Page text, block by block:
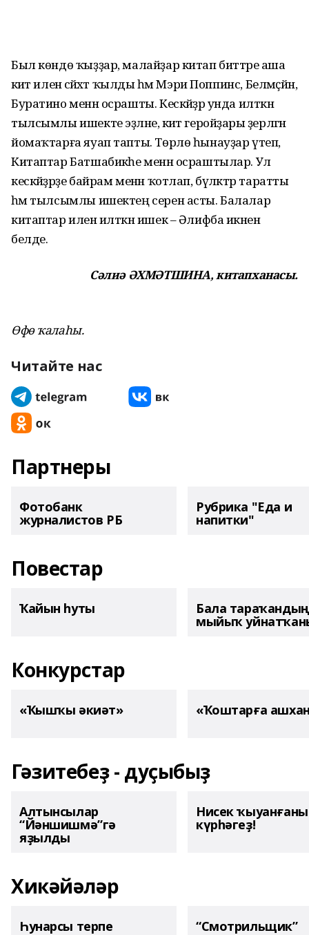
Был көндө ҡыҙҙар, малайҙар китап биттәре аша
әкиәт иленә сәйәхәт ҡылды һәм Мэри Поппинс, Белмәҫйән,
Буратино менән осрашты. Кескәйҙәр унда илткән
тылсымлы ишекте эҙләне, әкиәт геройҙары әҙерләгән
йомаҡтарға яуап тапты. Төрлө һынауҙар үтеп,
Китаптар Батшабикәһе менән осраштылар. Ул
кескәйҙәрҙе байрам менән ҡотлап, бүләктәр таратты
һәм тылсымлы ишектең серен асты. Балалар
китаптар иленә илткән ишек – Әлифба икәнен
белде.
Сәлиә ӘХМӘТШИНА, китапханасы.
Өфө ҡалаһы.
Читайте нас
Партнеры
Фотобанк
журналистов РБ
Рубрика "Еда и
напитки"
Повестар
Ҡайын һуты Бала тараҡандың
мыйыҡ
Конкурстар
«Ҡышҡы әкиәт» «Ҡоштарға
Гәзитебеҙ - дуҫыбыҙ
Алтынсылар
“Йәншишмә”гә
яҙылды
Нисек
күрһәгеҙ!
Хикәйәләр
Һунарсы терпе “Смотрильщик”